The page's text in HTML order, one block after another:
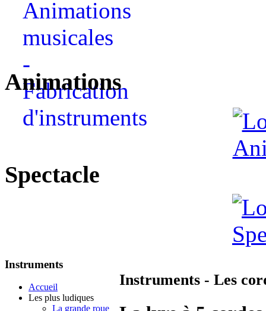
Animations
Spectacle
Instruments - Les
Instruments
Accueil
Les plus ludiques
La grande roue